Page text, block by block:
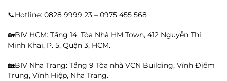
📞Hotline: 0828 9999 23 – 0975 455 568
🏡BIV HCM: Tầng 14, Tòa Nhà HM Town, 412 Nguyễn Thị
Minh Khai, P. 5, Quận 3, HCM.
🏡BIV Nha Trang: Tầng 9 Tòa nhà VCN Building, Vĩnh Điềm
Trung, Vĩnh Hiệp, Nha Trang.